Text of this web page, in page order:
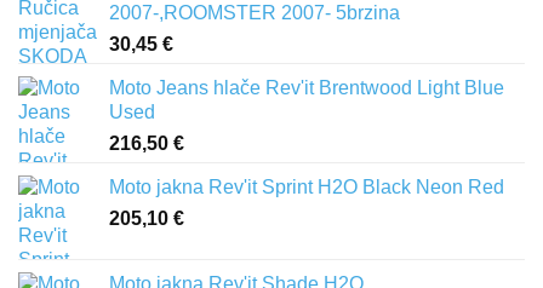
2007-,ROOMSTER 2007- 5brzina
30,45 €
Moto Jeans hlače Rev'it Brentwood Light Blue
Used
216,50 €
Moto jakna Rev'it Sprint H2O Black Neon Red
205,10 €
Moto jakna Rev'it Shade H2O